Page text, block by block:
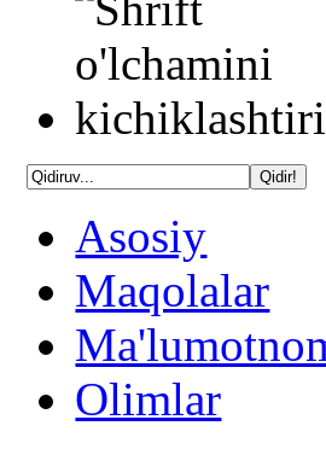
Asosiy
Maqolalar
Olimlar